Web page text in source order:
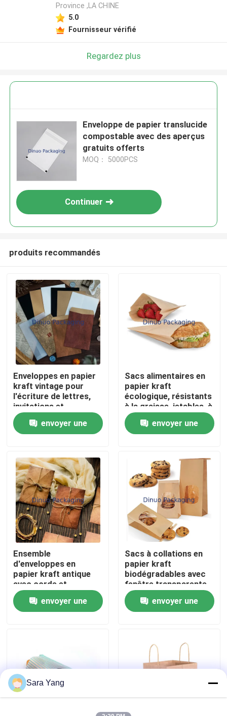
Maison
Vidéos
À propos de nous
Visite de l'usine
Contrôle qualité
Contactez-nous
Cas
Province ,LA CHINE
5.0
Fournisseur vérifié
Regardez plus
Enveloppe de papier translucide
compostable avec des aperçus
gratuits offerts
MOQ： 5000PCS
Continuer
produits recommandés
Enveloppes en papier
kraft vintage pour
l'écriture de lettres,
invitations et
emballage de cartes-
cadeauxenvoyer une
Sacs alimentaires en
papier kraft
écologique, résistants
à la graisse, jetables, à
ouverture supérieure,
pour boulangerie,
sandwichs, fruits,
envoyer une
Ensemble
d'enveloppes en
papier kraft antique
avec corde et
pendentifs en métal
pour l'emballage de
cartes-cadeaux rétro
envoyer une
Sacs à collations en
papier kraft
biodégradables avec
fenêtre transparente
pour boulangerie,
restauration,
stockage et
envoyer une
Sara Yang